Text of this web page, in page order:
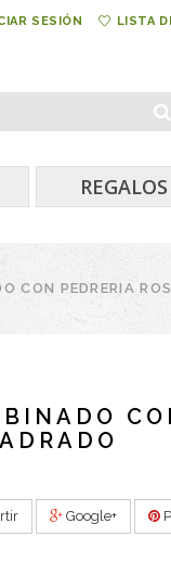
SESIÓN LISTA
REGALOS
CON PEDRERIA
Google+